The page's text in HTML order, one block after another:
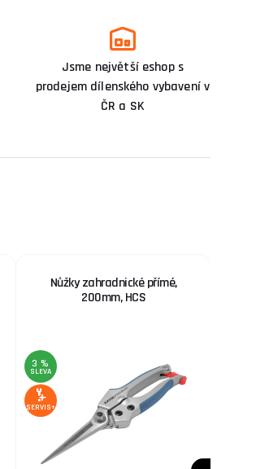
Jsme největší eshop s
prodejem dílenského vybavení v
ČR a SK
Nůžky zahradnické přímé,
200mm, HCS
3 %
SLEVA
SERVIS+